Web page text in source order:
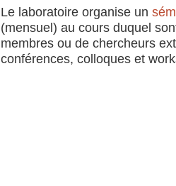
Le laboratoire organise un
(mensuel) au cours duquel
membres ou de chercheurs
conférences, colloques et